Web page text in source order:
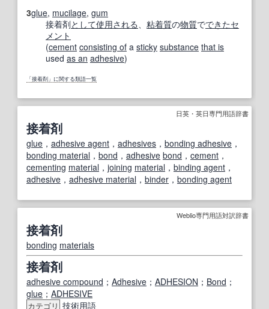
3glue, mucilage, gum
接着剤として使用される 粘着質の物質でできたセ
メント
(cement consisting of a sticky substance that is
used as an adhesive)
「接着剤」に関する類語一覧
日英・英日専門用語辞書
接着剤
glue ， adhesive agent ， adhesives ， bonding adhesive ，
bonding material ， bond ， adhesive bond ， cement ，
cementing material ， joining material ， binding agent ，
adhesive ， adhesive material ， binder ， bonding agent
Weblio専門用語対訳辞書
接着剤
bonding materials
接着剤
adhesive compound ； Adhesive ； ADHESION ； Bond ；
glue ； ADHESIVE
カテゴリ 技術用語